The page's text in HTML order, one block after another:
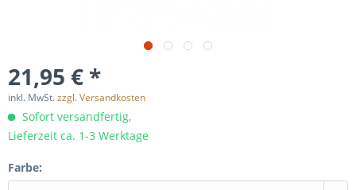
21,95 € *
inkl. MwSt.zzgl. Versandkosten
Sofort versandfertig,
Lieferzeit ca. 1-3 Werktage
Farbe: